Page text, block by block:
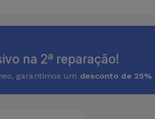
na 2ª reparação!
garantimos um desconto de 25%